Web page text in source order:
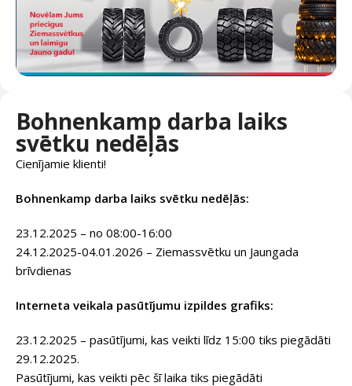
Bohnenkamp darba laiks
svētku nedēļās
Cienījamie klienti!
Bohnenkamp darba laiks svētku nedēļās:
23.12.2025 – no 08:00-16:00
24.12.2025-04.01.2026 – Ziemassvētku un Jaungada
brīvdienas
Interneta veikala pasūtījumu izpildes grafiks:
23.12.2025 – pasūtījumi, kas veikti līdz 15:00 tiks piegādāti
29.12.2025.
Pasūtījumi, kas veikti pēc šī laika tiks piegādāti